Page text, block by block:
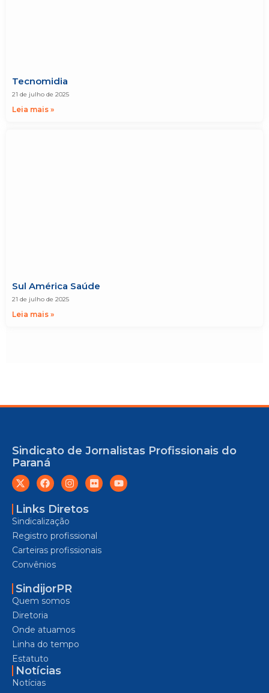
Tecnomidia
21 de julho de 2025
Leia mais »
Sul América Saúde
21 de julho de 2025
Leia mais »
Sindicato de Jornalistas Profissionais do
Paraná
Links Diretos
Sindicalização
Registro profissional
Carteiras profissionais
Convênios
SindijorPR
Quem somos
Diretoria
Onde atuamos
Linha do tempo
Estatuto
Notícias
Notícias